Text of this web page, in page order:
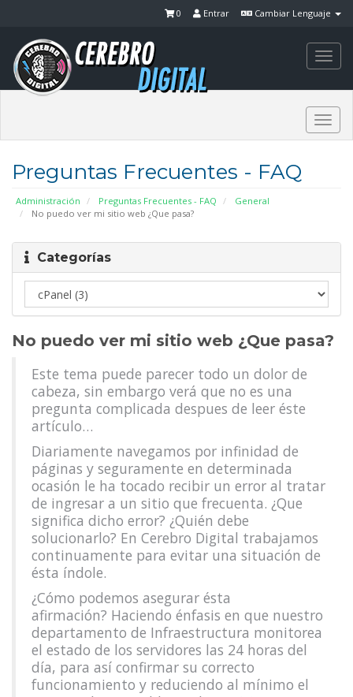
Cambiar Lenguaje
Entrar
0
Preguntas Frecuentes - FAQ
Administración Preguntas Frecuentes - FAQ
General
No puedo ver mi sitio web ¿Que pasa?
Categorías
No puedo ver mi sitio web ¿Que pasa?
Este tema puede parecer todo un dolor de
cabeza, sin embargo verá que no es una
pregunta complicada despues de leer éste
artículo…
Diariamente navegamos por infinidad de
páginas y seguramente en determinada
ocasión le ha tocado recibir un error al tratar
de ingresar a un sitio que frecuenta. ¿Que
significa dicho error? ¿Quién debe
solucionarlo? En Cerebro Digital trabajamos
continuamente para evitar una situación de
ésta índole.
¿Cómo podemos asegurar ésta
afirmación? Haciendo énfasis en que nuestro
departamento de Infraestructura monitorea
el estado de los servidores las 24 horas del
día, para así confirmar su correcto
funcionamiento y reduciendo al mínimo el